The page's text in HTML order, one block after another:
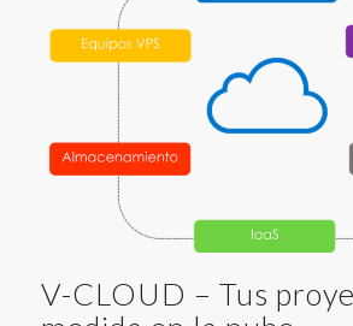
V-CLOUD – Tus